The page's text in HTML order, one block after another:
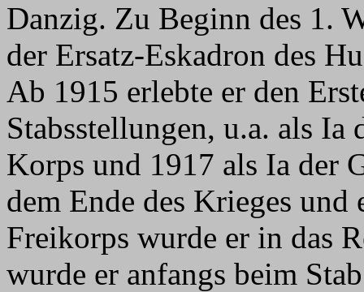
Danzig. Zu Beginn des 1.
der Ersatz-Eskadron des
Ab 1915 erlebte er den
Stabsstellungen, u.a. als Ia
Korps und 1917 als Ia der
dem Ende des Krieges
Freikorps wurde er in das
wurde er anfangs beim